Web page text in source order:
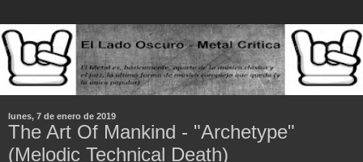
lunes, 7 de enero de 2019
The Art Of Mankind - "Archetype"
(Melodic Technical Death)